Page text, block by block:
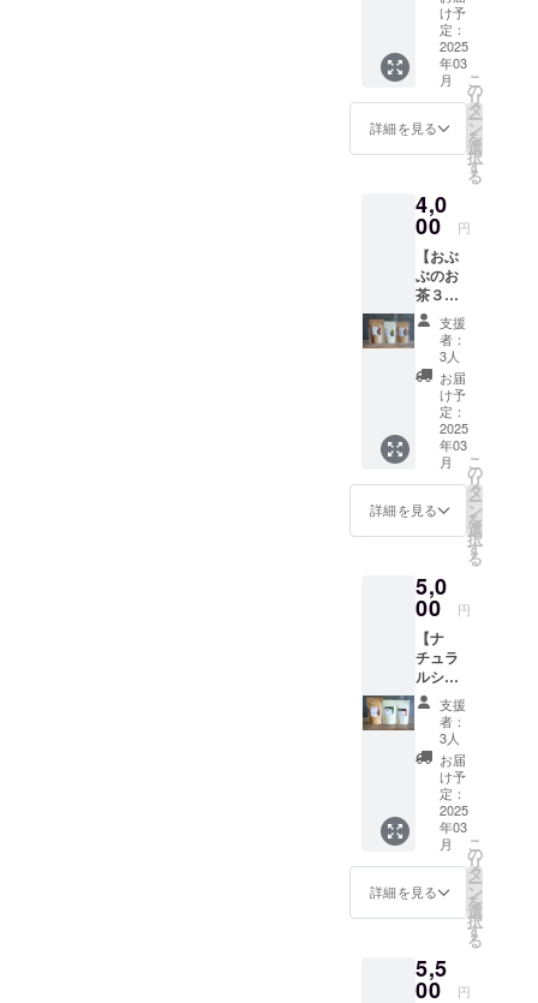
分のお
茶ギフ
ト
（現地
でお渡
し） ・
お礼の
※要予約
ジタル
チケッ
トです
※バスチ
ケット
は発行
より１
年間有
好きな
お茶１
杯
（現地
でお渡
し） ・
1000円
（現地
でお渡
し） ・
お礼の
メール
※要予約
制 ※デ
ジタル
チケッ
トです
※バスチ
ケット
は発行
より１
年間有
効
をサ
ポート
したい
という
方に！
サポー
トして
くれた
方に
力の感
謝を込
めたお
礼の
メール
をお送
りしま
す＾＾
※こちら
のコー
スは複
数口の
ご支援
が可能
です ※
リター
ンの費
時間が
かから
ない
コース
なの
で、ほ
ぼ全て
をプロ
ジェク
トの費
用とし
て使わ
せてい
ただき
ます
け予
定：
2025
年03
月
詳細を見る
こ
の
リ
タ
ー
ン
を
選
択
す
る
4,0
00 円
【おぶ
ぶのお
茶３
種】 お
ぶぶで
人気の
お茶を
存分に
楽しめ
るお茶
セッ
ト。春
の煎茶
で作る
品質の
高い太
茶
（春）
、心温
まる
ゆった
りとし
た時間
を過ご
せるほ
うじ
茶、針
のよう
にピン
と伸び
た茶葉
の形が
特徴の
堪能く
ださ
支援
者：
3人
お届
け予
定：
2025
年03
月
詳細を見る
こ
の
リ
タ
ー
ン
を
選
択
す
る
5,0
00 円
【ナ
チュラ
ルシ
リーズ
のお茶
３種
セッ
ト】 お
ぶぶが
お届け
するナ
チュラ
ルシ
リーズ
のお茶
がクラ
特別価
格で登
支援
者：
3人
お届
け予
定：
2025
年03
月
詳細を見る
こ
の
リ
タ
ー
ン
を
選
択
す
る
5,5
00 円